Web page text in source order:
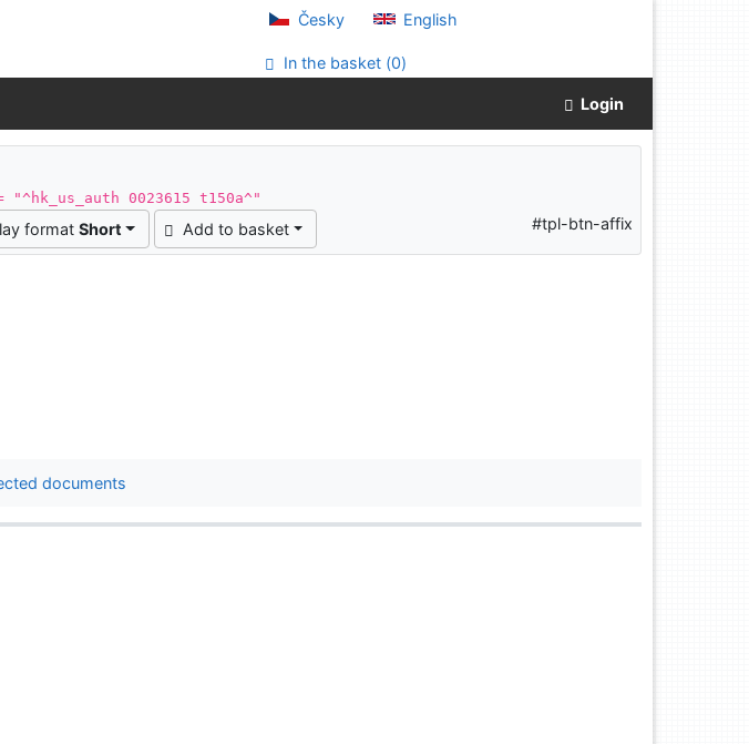
Česky English
In the basket (0)
Login
"^hk_us_auth 0023615 t150a^"
format Short Add to basket #tpl-btn-affix
documents